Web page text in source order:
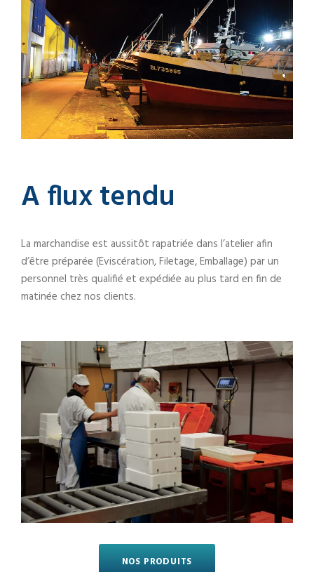
A flux tendu
La marchandise est aussitôt rapatriée dans l’atelier afin
d’être préparée (Eviscération, Filetage, Emballage) par un
personnel très qualifié et expédiée au plus tard en fin de
matinée chez nos clients.
NOS PRODUITS